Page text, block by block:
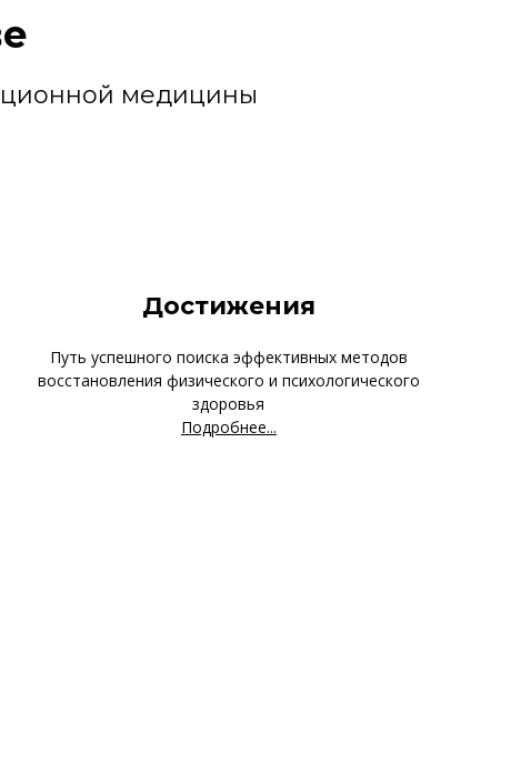
медицины
Достижения
Путь успешного поиска эффективных методов
восстановления физического и психологического
здоровья
Подробнее...